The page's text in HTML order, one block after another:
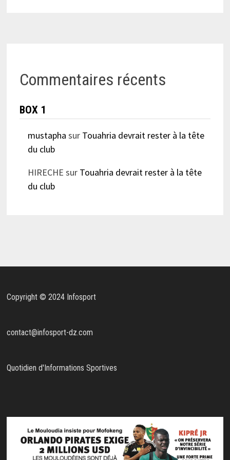
Commentaires récents
BOX 1
mustapha sur Touahria devrait rester à la tête
du club
HIRECHE sur Touahria devrait rester à la tête
du club
Copyright © 2024 Infosport
contact@infosport-dz.com
Quotidien d'Informations Sportives